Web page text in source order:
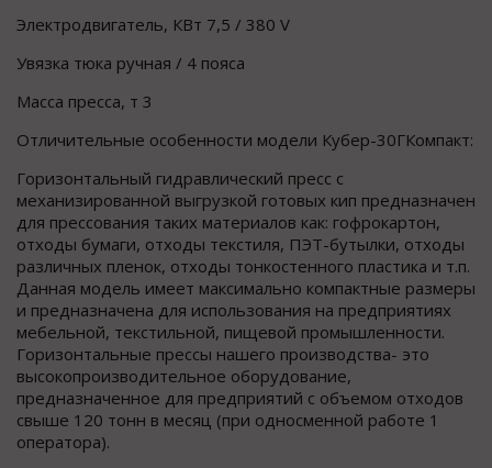
Электродвигатель, КВт 7,5 / 380 V
Увязка тюка ручная / 4 пояса
Масса пресса, т 3
Отличительные особенности модели Кубер-30ГКомпакт:
Горизонтальный гидравлический пресс с
механизированной выгрузкой готовых кип предназначен
для прессования таких материалов как: гофрокартон,
отходы бумаги, отходы текстиля, ПЭТ-бутылки, отходы
различных пленок, отходы тонкостенного пластика и т.п.
Данная модель имеет максимально компактные размеры
и предназначена для использования на предприятиях
мебельной, текстильной, пищевой промышленности.
Горизонтальные прессы нашего производства- это
высокопроизводительное оборудование,
предназначенное для предприятий с объемом отходов
свыше 120 тонн в месяц (при односменной работе 1
оператора).